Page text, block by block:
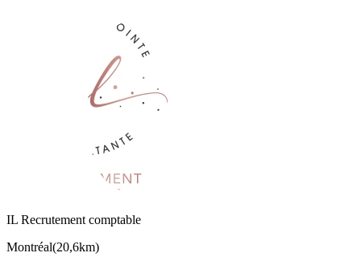
IL Recrutement comptable
Montréal(20,6km)